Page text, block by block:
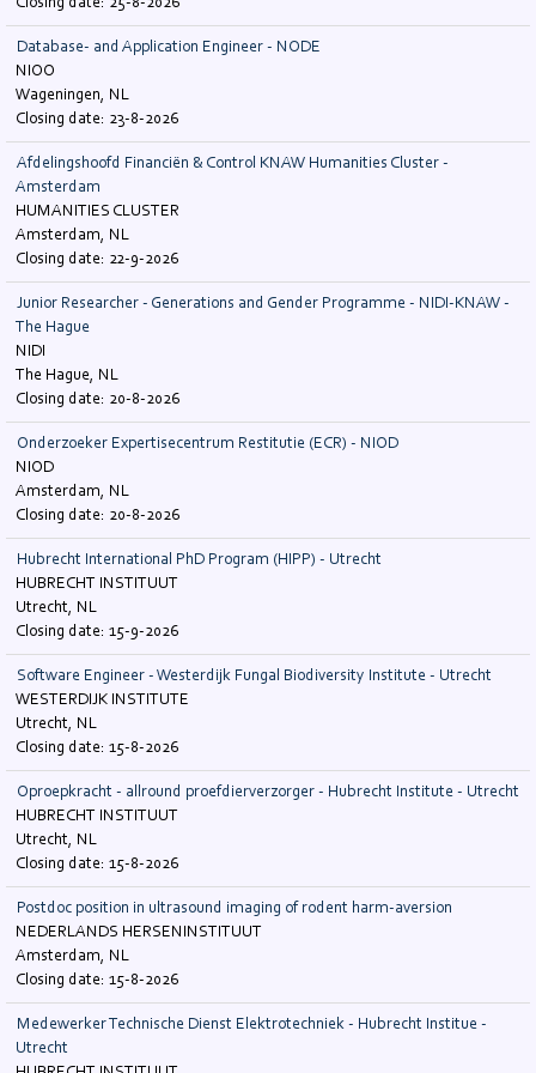
Database- and Application Engineer - NODE
NIOO
Wageningen, NL
23-8-2026
Afdelingshoofd Financiën & Control KNAW Humanities Cluster -
Amsterdam
HUMANITIES CLUSTER
Amsterdam, NL
22-9-2026
Junior Researcher - Generations and Gender Programme - NIDI-KNAW -
The Hague
NIDI
The Hague, NL
20-8-2026
Onderzoeker Expertisecentrum Restitutie (ECR) - NIOD
NIOD
Amsterdam, NL
20-8-2026
Hubrecht International PhD Program (HIPP) - Utrecht
HUBRECHT INSTITUUT
Utrecht, NL
15-9-2026
Software Engineer - Westerdijk Fungal Biodiversity Institute - Utrecht
WESTERDIJK INSTITUTE
Utrecht, NL
15-8-2026
Oproepkracht - allround proefdierverzorger - Hubrecht Institute - Utrecht
HUBRECHT INSTITUUT
Utrecht, NL
15-8-2026
Postdoc position in ultrasound imaging of rodent harm-aversion
NEDERLANDS HERSENINSTITUUT
Amsterdam, NL
15-8-2026
Medewerker Technische Dienst Elektrotechniek - Hubrecht Institue -
Utrecht